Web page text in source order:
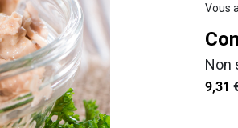
Vous
Non
9,31